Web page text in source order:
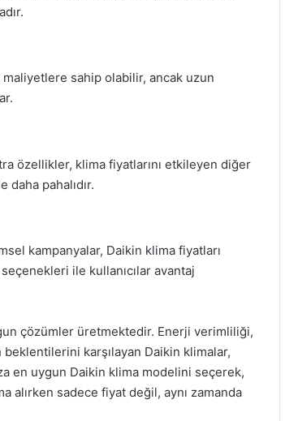
sahip olabilir, ancak uzun
özellikler, klima fiyatlarını etkileyen diğer
pahalıdır.
kampanyalar, Daikin klima fiyatları
ile kullanıcılar avantaj
çözümler üretmektedir. Enerji verimliliği,
beklentilerini karşılayan Daikin klimalar,
en uygun Daikin klima modelini seçerek,
alırken sadece fiyat değil, aynı zamanda